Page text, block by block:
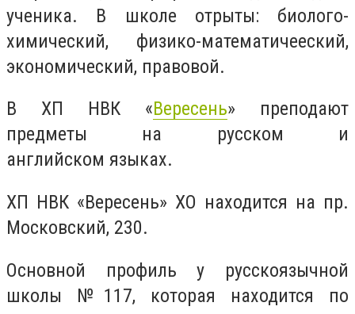
ученика. В школе отрыты: биолого-
химический, физико-математичееский,
экономический, правовой.
В ХП НВК «Вересень» преподают
предметы на русском и
английском языках.
ХП НВК «Вересень» ХО находится на пр.
Московский, 230.
Основной профиль у русскоязычной
школы №117, которая находится по